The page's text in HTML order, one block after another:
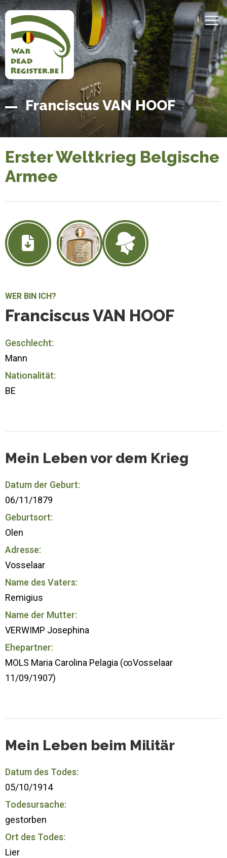
Direkt
zum
Inhalt
Startseite
Belgian
War
Dead
Register
Franciscus VAN HOOF
Erster Weltkrieg Belgische
Armee
WER BIN ICH?
Franciscus VAN HOOF
Geschlecht:
Mann
Nationalität:
BE
Mein Leben vor dem Krieg
Datum der Geburt:
06/11/1879
Geburtsort:
Olen
Adresse:
Vosselaar
Name des Vaters:
Remigius
Name der Mutter:
VERWIMP Josephina
Ehepartner:
MOLS Maria Carolina Pelagia (∞Vosselaar
11/09/1907)
Mein Leben beim Militär
Datum des Todes:
05/10/1914
Todesursache:
gestorben
Ort des Todes:
Lier